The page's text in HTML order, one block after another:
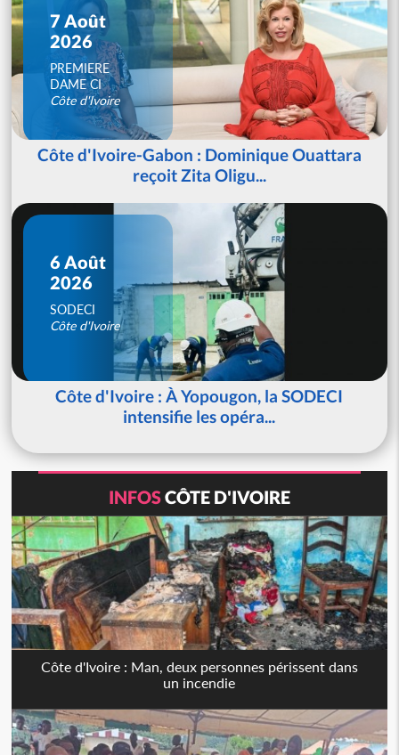
7 Août
2026
PREMIERE
DAME CI
Côte d'Ivoire
Côte d'Ivoire-Gabon : Dominique Ouattara
reçoit Zita Oligu...
6 Août
2026
SODECI
Côte d'Ivoire
Côte d'Ivoire : À Yopougon, la SODECI
intensifie les opéra...
INFOSCÔTE D'IVOIRE
Côte d'Ivoire : Man, deux personnes périssent dans
un incendie